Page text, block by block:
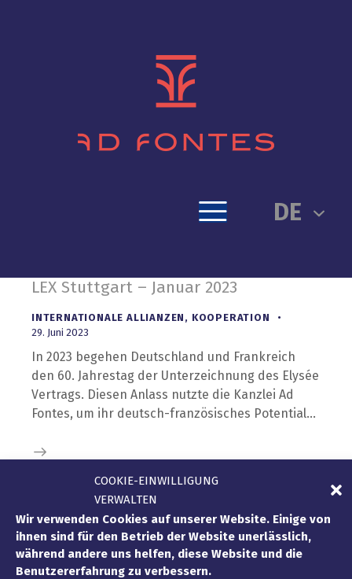
COOKIE-EINWILLIGUNG
VERWALTEN
Wir verwenden Cookies auf unserer Website. Einige von
ihnen sind für den Betrieb der Website unerlässlich,
während andere uns helfen, diese Website und die
Benutzererfahrung zu verbessern.
DE
LEX Stuttgart – Januar 2023
INTERNATIONALE ALLIANZEN , KOOPERATION
29. Juni 2023
In 2023 begehen Deutschland und Frankreich
den 60. Jahrestag der Unterzeichnung des Elysée
Vertrags. Diesen Anlass nutzte die Kanzlei Ad
Fontes, um ihr deutsch-französisches Potential…
Study trip nach Paris – Juni 2022
INTERNATIONALE ALLIANZEN ,KOOPERATION
Ad Fontes hatte zu seinem ersten